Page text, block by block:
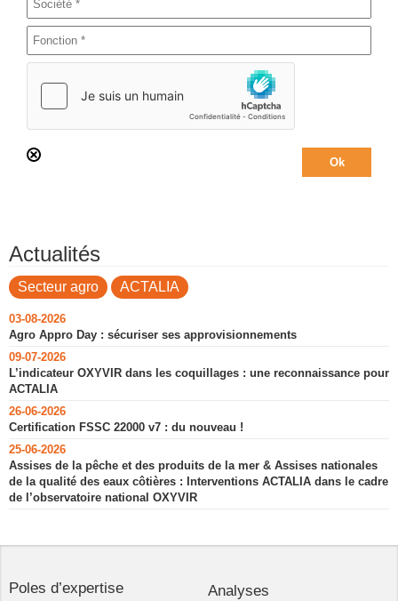
Actualités
Secteur agro ACTALIA
03-08-2026
Agro Appro Day : sécuriser ses approvisionnements
09-07-2026
L’indicateur OXYVIR dans les coquillages : une reconnaissance pour
ACTALIA
26-06-2026
Certification FSSC 22000 v7 : du nouveau !
25-06-2026
Assises de la pêche et des produits de la mer & Assises nationales
de la qualité des eaux côtières : Interventions ACTALIA dans le cadre
de l’observatoire national OXYVIR
Poles d’expertise
Analyses